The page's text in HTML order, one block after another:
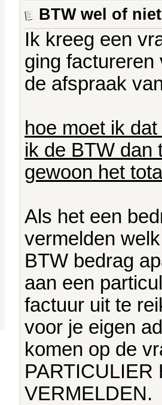
BTW wel of
Ik kreeg een
ging factureren
de afspraak
hoe moet ik
ik de BTW dan
gewoon het
Als het een
vermelden
BTW bedrag
aan een
factuur uit te
voor je eigen
komen op de
PARTICULIER
VERMELDEN.